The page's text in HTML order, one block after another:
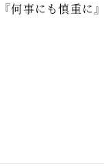
何事にも慎重に